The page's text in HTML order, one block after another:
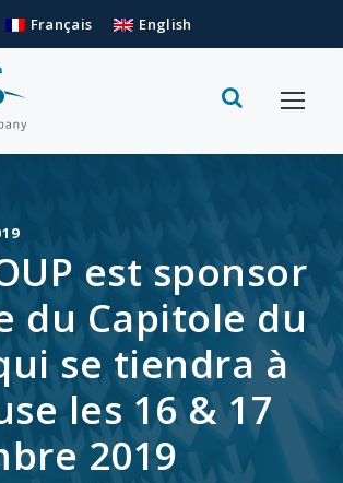
Français English
est sponsor
du Capitole du
se tiendra à
les 16 & 17
2019